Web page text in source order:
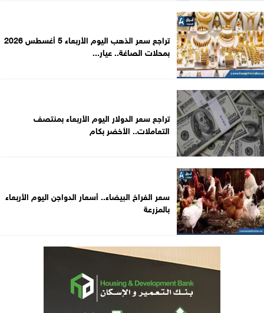
تراجع سعر الذهب اليوم الأربعاء 5 أغسطس 2026
بمحلات الصاغة.. عيار...
تراجع سعر الدولار اليوم الأربعاء بمنتصف
التعاملات.. الأخضر بكام
سعر الفراخ البيضاء.. أسعار الدواجن اليوم الأربعاء
بالمزرعة